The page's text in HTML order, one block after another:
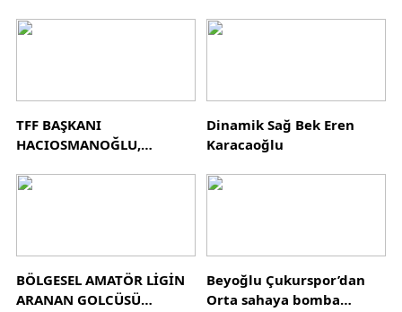
DEĞERLENDİRİYOR!
TFF BAŞKANI
HACIOSMANOĞLU,
RİVA’DA BİR ARAYA GELDİ
Dinamik Sağ Bek Eren
Karacaoğlu
BÖLGESEL AMATÖR LİGİN
ARANAN GOLCÜSÜ
Beyoğlu Çukurspor’dan
Orta sahaya bomba